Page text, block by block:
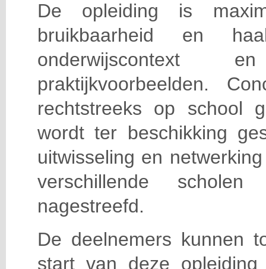
De opleiding is
bruikbaarheid en
praktijkvoorbeelden.
rechtstreeks op school
wordt ter beschikking
uitwisseling en
verschillende scholen
nagestreefd.
De deelnemers kunnen
start van deze